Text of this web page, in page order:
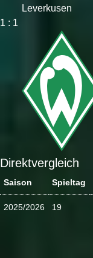
Leverkusen
1 : 1
Direktvergleich
Saison Spieltag
2025/2026 19